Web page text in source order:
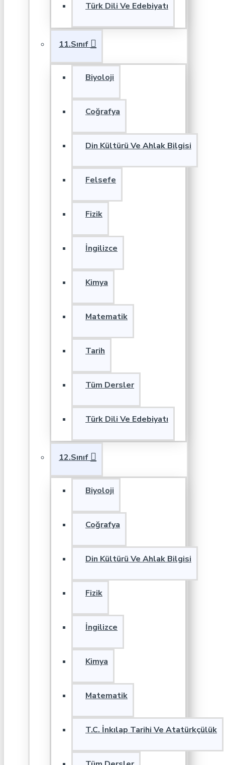
Türk Dili Ve Edebiyatı
11.Sınıf
Biyoloji
Coğrafya
Din Kültürü Ve Ahlak Bilgisi
Felsefe
Fizik
İngilizce
Kimya
Matematik
Tarih
Tüm Dersler
Türk Dili Ve Edebiyatı
12.Sınıf
Biyoloji
Coğrafya
Din Kültürü Ve Ahlak Bilgisi
Fizik
İngilizce
Kimya
Matematik
T.C. İnkılap Tarihi Ve Atatürkçülük